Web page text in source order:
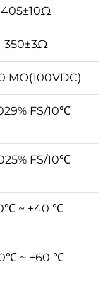
405±10Ω
350±3Ω
MΩ(100VDC)
FS/10℃
FS/10℃
~ +40 ℃
~ +60 ℃